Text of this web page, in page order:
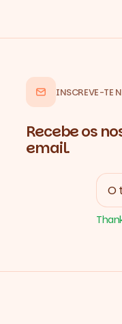
INSCREVE-TE
Recebe os
email.